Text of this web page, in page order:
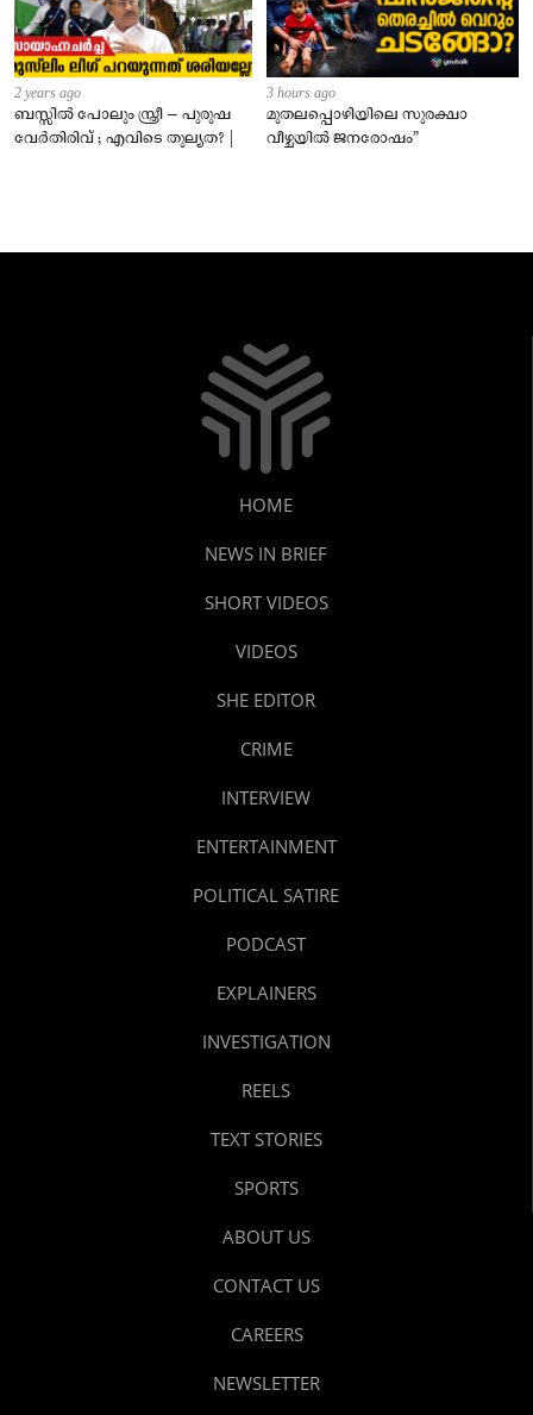
2 years ago
ബസ്സിൽ പോലും സ്ത്രീ – പുരുഷ
വേർതിരിവ് ; എവിടെ തുല്യത? |
3 hours ago
മുതലപ്പൊഴിയിലെ സുരക്ഷാ
വീഴ്ചയിൽ ജനരോഷം”
HOME
NEWS IN BRIEF
SHORT VIDEOS
VIDEOS
SHE EDITOR
CRIME
INTERVIEW
ENTERTAINMENT
POLITICAL SATIRE
PODCAST
EXPLAINERS
INVESTIGATION
REELS
TEXT STORIES
SPORTS
ABOUT US
CONTACT US
CAREERS
NEWSLETTER